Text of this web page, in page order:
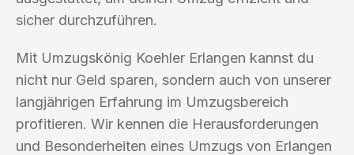
sicher durchzuführen.
Mit Umzugskönig Koehler Erlangen kannst du
nicht nur Geld sparen, sondern auch von unserer
langjährigen Erfahrung im Umzugsbereich
profitieren. Wir kennen die Herausforderungen
und Besonderheiten eines Umzugs von Erlangen